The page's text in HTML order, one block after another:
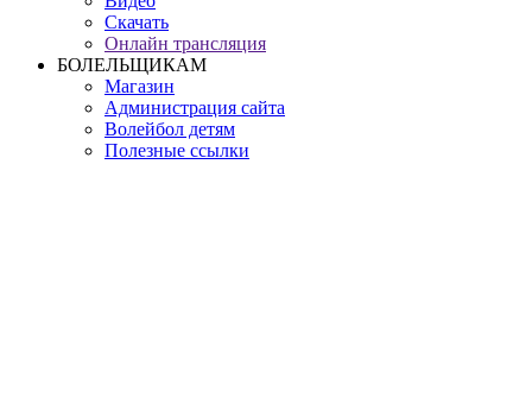
Скачать
Онлайн трансляция
БОЛЕЛЬЩИКАМ
Магазин
Администрация сайта
Волейбол детям
Полезные ссылки